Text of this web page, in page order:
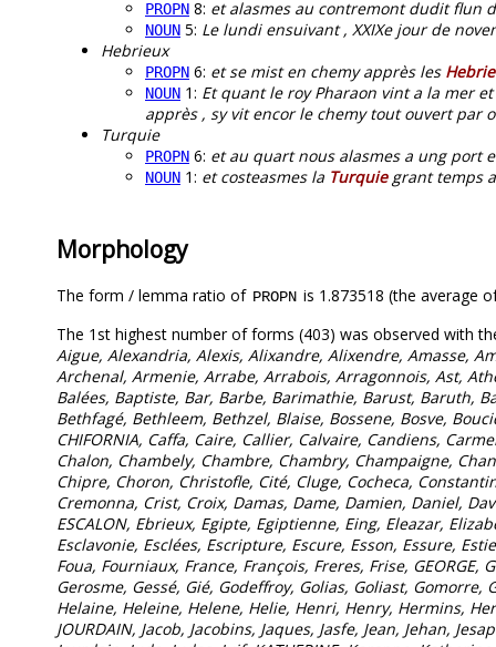
PROPN 8: et alasmes au contremont dudit flun
NOUN 5: Le lundi ensuivant , XXIXe jour de
Hebrieux
PROPN 6: et se mist en chemy apprès les
NOUN 1: Et quant le roy Pharaon vint a la mer
apprès , sy vit encor le chemy tout ouvert par
Turquie
PROPN 6: et au quart nous alasmes a ung port
NOUN 1: et costeasmes la Turquiegrant temps
Morphology
The form / lemma ratio of PROPN is 1.873518 (the average
The 1st highest number of forms (403) was observed with
Aigue, Alexandria, Alexis, Alixandre, Alixendre, Amasse,
Archenal, Armenie, Arrabe, Arrabois, Arragonnois, Ast,
Balées, Baptiste, Bar, Barbe, Barimathie, Barust, Baruth,
Bethfagé, Bethleem, Bethzel, Blaise, Bossene, Bosve,
CHIFORNIA, Caffa, Caire, Callier, Calvaire, Candiens,
Chalon, Chambely, Chambre, Chambry, Champaigne,
Chipre, Choron, Christofle, Cité, Cluge, Cocheca,
Cremonna, Crist, Croix, Damas, Dame, Damien, Daniel,
ESCALON, Ebrieux, Egipte, Egiptienne, Eing, Eleazar,
Esclavonie, Esclées, Escripture, Escure, Esson, Essure,
Foua, Fourniaux, France, François, Freres, Frise,
Gerosme, Gessé, Gié, Godeffroy, Golias, Goliast,
Helaine, Heleine, Helene, Helie, Henri, Henry, Hermins,
JOURDAIN, Jacob, Jacobins, Jaques, Jasfe, Jean, Jehan,